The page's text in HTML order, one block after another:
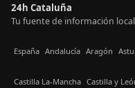
24h Cataluña
Tu fuente de información
España Andalucía Aragón
Castilla La-Mancha Castilla y